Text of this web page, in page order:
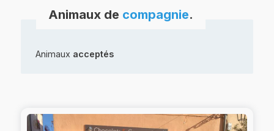
Animaux de compagnie.
Animaux acceptés